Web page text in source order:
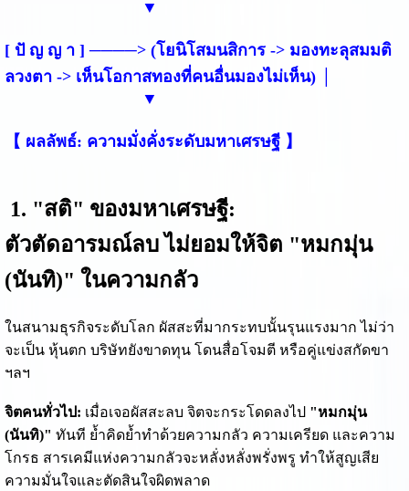
▼
[ ปั ญ ญ า ] ────> (โยนิโสมนสิการ -> มองทะลุสมมติ
ลวงตา -> เห็นโอกาสทองที่คนอื่นมองไม่เห็น) │
▼
【 ผลลัพธ์: ความมั่งคั่งระดับมหาเศรษฐี 】
1. "สติ" ของมหาเศรษฐี:
ตัวตัดอารมณ์ลบ ไม่ยอมให้จิต "หมกมุ่น
(นันทิ)" ในความกลัว
ในสนามธุรกิจระดับโลก ผัสสะที่มากระทบนั้นรุนแรงมาก ไม่ว่า
จะเป็น หุ้นตก บริษัทยังขาดทุน โดนสื่อโจมตี หรือคู่แข่งสกัดขา
ฯลฯ
จิตคนทั่วไป: เมื่อเจอผัสสะลบ จิตจะกระโดดลงไป "หมกมุ่น
(นันทิ)" ทันที ย้ำคิดย้ำทำด้วยความกลัว ความเครียด และความ
โกรธ สารเคมีแห่งความกลัวจะหลั่งหลั่งพรั่งพรู ทำให้สูญเสีย
ความมั่นใจและตัดสินใจผิดพลาด